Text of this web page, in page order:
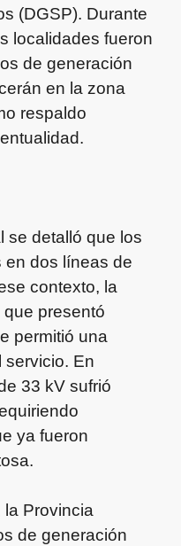
(DGSP). Durante
localidades fueron
de generación
en la zona
respaldo
se detalló que los
en dos líneas de
contexto, la
presentó
permitió una
servicio. En
33 kV sufrió
ya fueron
Provincia
de generación